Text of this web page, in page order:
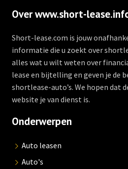
Over www.short-
Short-lease.com is jouw
informatie die u zoekt over
alles wat u wilt weten over
lease en bijtelling en geven je de
shortlease-auto’s. We hopen dat
website je van dienst is.
Onderwerpen
Auto leasen
Auto's